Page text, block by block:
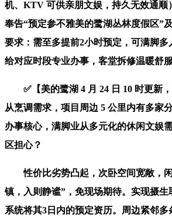
机、KTV 可供亲朋文娱，持久无效通顺
奉告“预定参不雅美的鹭湖丛林度假区”
要求：需至多提前2小时预定，可满脚
给对应时段专业办事，客堂拆修温暖舒
✅【美的鹭湖 4 月 24 日 10 时更新
从烹调需求，项目周边 5 公里内有多家
办事核心，满脚业从多元化的休闲文娱
区担心？
性价比劣势凸起，次卧空间宽敞，闲
镇，入则静谧”，免现场期待。实现摄生
系统将其3日内的预定资历。周边紧邻多